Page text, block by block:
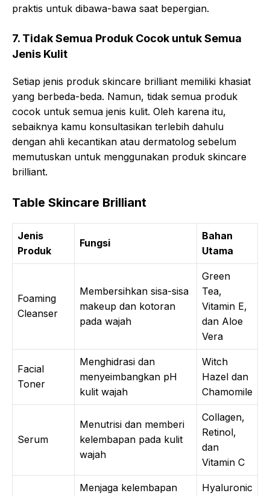
praktis untuk dibawa-bawa saat bepergian.
7. Tidak Semua Produk Cocok untuk Semua
Jenis Kulit
Setiap jenis produk skincare brilliant memiliki khasiat
yang berbeda-beda. Namun, tidak semua produk
cocok untuk semua jenis kulit. Oleh karena itu,
sebaiknya kamu konsultasikan terlebih dahulu
dengan ahli kecantikan atau dermatolog sebelum
memutuskan untuk menggunakan produk skincare
brilliant.
Table Skincare Brilliant
Jenis
Produk
Fungsi
Bahan
Utama
Foaming
Cleanser
Membersihkan sisa-sisa
makeup dan kotoran
pada wajah
Green
Tea,
Vitamin E,
dan Aloe
Vera
Facial
Toner
Menghidrasi dan
menyeimbangkan pH
kulit wajah
Witch
Hazel dan
Chamomile
Serum
Menutrisi dan memberi
kelembapan pada kulit
wajah
Collagen,
Retinol,
dan
Vitamin C
Menjaga kelembapan
Hyaluronic